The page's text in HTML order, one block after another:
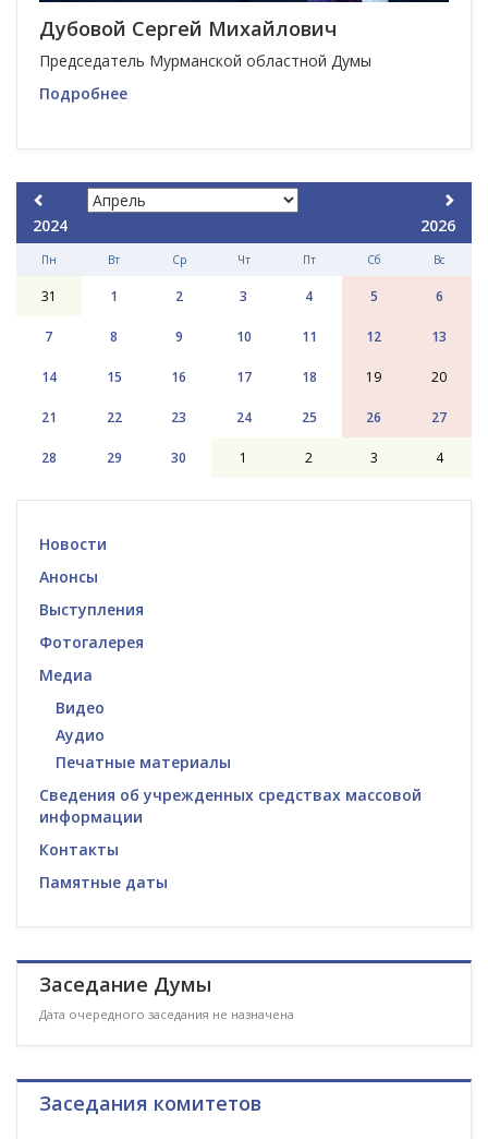
Дубовой Сергей Михайлович
Председатель Мурманской областной Думы
Подробнее
2024 2026
Пн Вт Ср Чт Пт Сб Вс
31 1 2 3 4 5 6
7 8 9 10 11 12 13
14 15 16 17 18 19 20
21 22 23 24 25 26 27
28 29 30 1 2 3 4
Новости
Анонсы
Выступления
Фотогалерея
Медиа
Видео
Аудио
Печатные материалы
Сведения об учрежденных средствах массовой
информации
Контакты
Памятные даты
Заседание Думы
Дата очередного заседания не назначена
Заседания комитетов